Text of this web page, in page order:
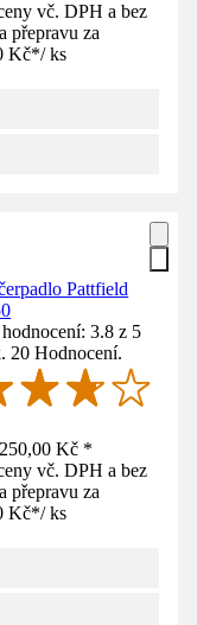
vč. DPH a bez
přepravu za
Kč*/ ks
Pattfield
3.8 z 5
20 Hodnocení.
Kč *
vč. DPH a bez
přepravu za
Kč*/ ks